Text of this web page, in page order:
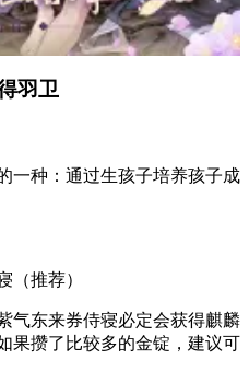
羽卫
一种：通过生孩子培养孩子成
（推荐）
气东来券侍寝必定会获得麒麟
果攒了比较多的金锭，建议可